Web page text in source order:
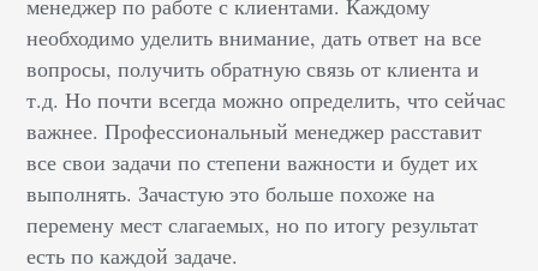
менеджер по работе с клиентами. Каждому
необходимо уделить внимание, дать ответ на все
вопросы, получить обратную связь от клиента и
т.д. Но почти всегда можно определить, что сейчас
важнее. Профессиональный менеджер расставит
все свои задачи по степени важности и будет их
выполнять. Зачастую это больше похоже на
перемену мест слагаемых, но по итогу результат
есть по каждой задаче.